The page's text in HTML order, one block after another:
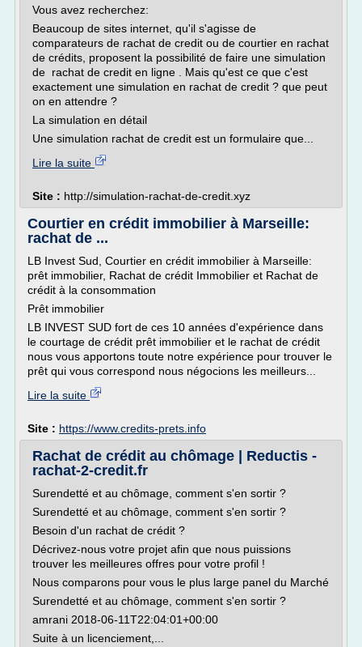
Vous avez recherchez:
Beaucoup de sites internet, qu'il s'agisse de
comparateurs de rachat de credit ou de courtier en rachat
de crédits, proposent la possibilité de faire une simulation
de rachat de credit en ligne . Mais qu'est ce que c'est
exactement une simulation en rachat de credit ? que peut
on en attendre ?
La simulation en détail
Une simulation rachat de credit est un formulaire que...
Lire la suite
Site : http://simulation-rachat-de-credit.xyz
Courtier en crédit immobilier à Marseille:
rachat de ...
LB Invest Sud, Courtier en crédit immobilier à Marseille:
prêt immobilier, Rachat de crédit Immobilier et Rachat de
crédit à la consommation
Prêt immobilier
LB INVEST SUD fort de ces 10 années d'expérience dans
le courtage de crédit prêt immobilier et le rachat de crédit
nous vous apportons toute notre expérience pour trouver le
prêt qui vous correspond nous négocions les meilleurs...
Lire la suite
Site : https://www.credits-prets.info
Rachat de crédit au chômage | Reductis -
rachat-2-credit.fr
Surendetté et au chômage, comment s'en sortir ?
Surendetté et au chômage, comment s'en sortir ?
Besoin d'un rachat de crédit ?
Décrivez-nous votre projet afin que nous puissions
trouver les meilleures offres pour votre profil !
Nous comparons pour vous le plus large panel du Marché
Surendetté et au chômage, comment s'en sortir ?
amrani 2018-06-11T22:04:01+00:00
Suite à un licenciement,...